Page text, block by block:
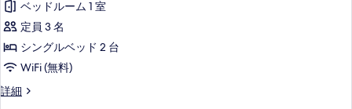
ベ
ッ
ド
1
台
ム
ダ
ブ
ル
ベ
ッ
ド
リ
ア
ツ
ン
ベッドルーム 1 室
定員 3 名
シングルベッド 2 台
WiFi (無料)
詳細
ス